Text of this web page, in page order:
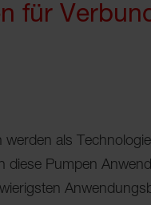
für
als
diese Pumpen